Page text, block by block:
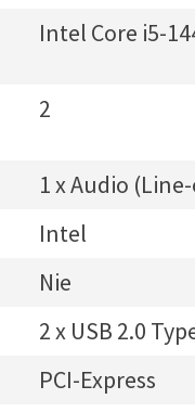
Intel Core i5-
2
1 x Audio
Intel
Nie
2 x USB 2.0
PCI-Express